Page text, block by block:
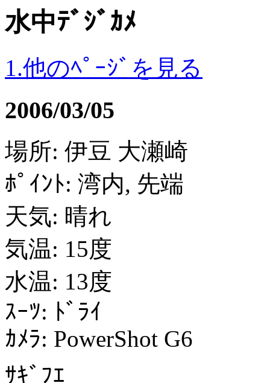
水中ﾃﾞｼﾞｶﾒ
1.他のﾍﾟｰｼﾞを見る
2006/03/05
場所: 伊豆 大瀬崎
ﾎﾟｲﾝﾄ: 湾内, 先端
天気: 晴れ
気温: 15度
水温: 13度
ｽｰﾂ: ﾄﾞﾗｲ
ｶﾒﾗ: PowerShot G6
ｻｷﾞﾌｴ